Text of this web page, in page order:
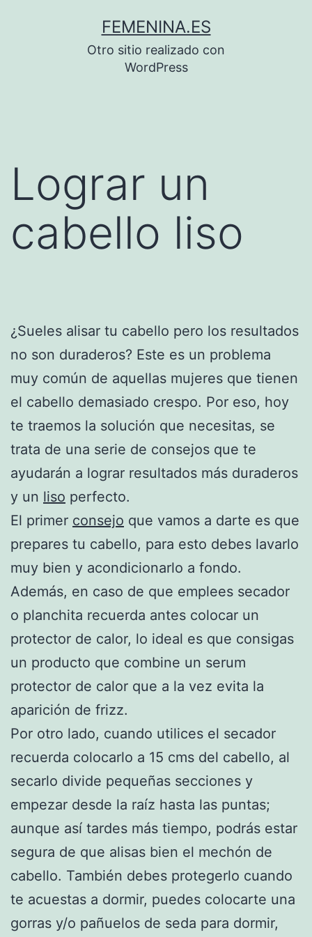
FEMENINA.ES
Otro sitio realizado con
WordPress
Lograr un
cabello liso
¿Sueles alisar tu cabello pero los resultados
no son duraderos? Este es un problema
muy común de aquellas mujeres que tienen
el cabello demasiado crespo. Por eso, hoy
te traemos la solución que necesitas, se
trata de una serie de consejos que te
ayudarán a lograr resultados más duraderos
y un liso perfecto.
El primer consejo que vamos a darte es que
prepares tu cabello, para esto debes lavarlo
muy bien y acondicionarlo a fondo.
Además, en caso de que emplees secador
o planchita recuerda antes colocar un
protector de calor, lo ideal es que consigas
un producto que combine un serum
protector de calor que a la vez evita la
aparición de frizz.
Por otro lado, cuando utilices el secador
recuerda colocarlo a 15 cms del cabello, al
secarlo divide pequeñas secciones y
empezar desde la raíz hasta las puntas;
aunque así tardes más tiempo, podrás estar
segura de que alisas bien el mechón de
cabello. También debes protegerlo cuando
te acuestas a dormir, puedes colocarte una
gorras y/o pañuelos de seda para dormir,